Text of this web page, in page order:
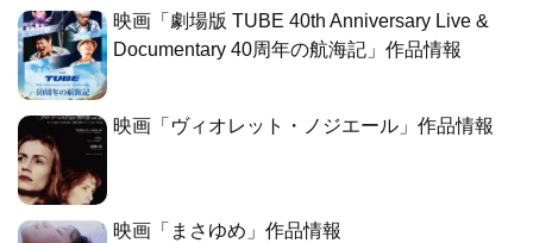
映画「劇場版 TUBE 40th Anniversary Live &
Documentary 40周年の航海記」作品情報
映画「ヴィオレット・ノジエール」作品情報
映画「まさゆめ」作品情報